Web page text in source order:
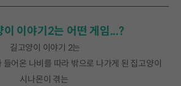
이 이야기2는 어떤 게임...?
길고양이 이야기 2는
들어온 나비를 따라 밖으로 나가게 된 집고양이
시나몬이 겪는